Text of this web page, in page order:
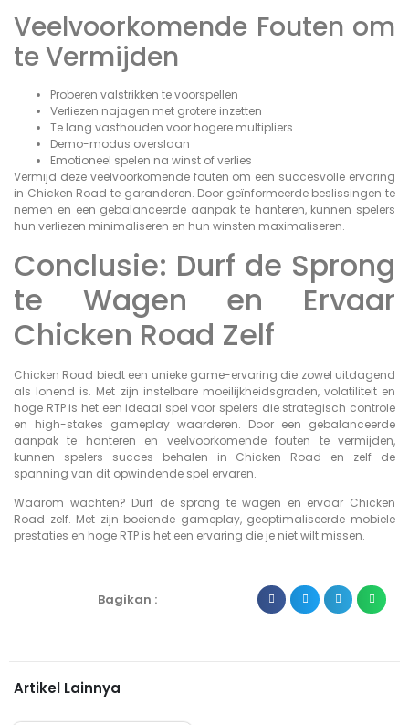
Veelvoorkomende Fouten om
te Vermijden
Proberen valstrikken te voorspellen
Verliezen najagen met grotere inzetten
Te lang vasthouden voor hogere multipliers
Demo-modus overslaan
Emotioneel spelen na winst of verlies
Vermijd deze veelvoorkomende fouten om een succesvolle ervaring
in Chicken Road te garanderen. Door geïnformeerde beslissingen te
nemen en een gebalanceerde aanpak te hanteren, kunnen spelers
hun verliezen minimaliseren en hun winsten maximaliseren.
Conclusie: Durf de Sprong
te Wagen en Ervaar
Chicken Road Zelf
Chicken Road biedt een unieke game-ervaring die zowel uitdagend
als lonend is. Met zijn instelbare moeilijkheidsgraden, volatiliteit en
hoge RTP is het een ideaal spel voor spelers die strategisch controle
en high-stakes gameplay waarderen. Door een gebalanceerde
aanpak te hanteren en veelvoorkomende fouten te vermijden,
kunnen spelers succes behalen in Chicken Road en zelf de
spanning van dit opwindende spel ervaren.
Waarom wachten? Durf de sprong te wagen en ervaar Chicken
Road zelf. Met zijn boeiende gameplay, geoptimaliseerde mobiele
prestaties en hoge RTP is het een ervaring die je niet wilt missen.
Bagikan :
Artikel Lainnya